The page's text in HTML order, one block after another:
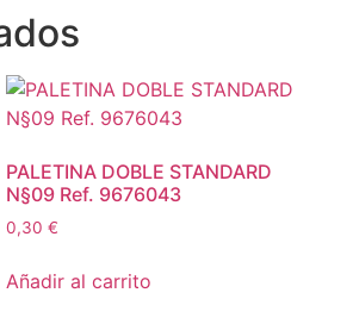
PALETINA DOBLE STANDARD
N§09 Ref. 9676043
0,30 €
Añadir al carrito